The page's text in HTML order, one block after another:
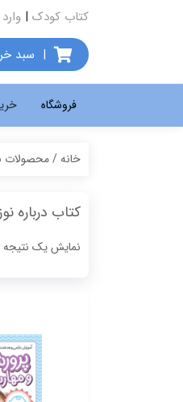
کتاب کودک |
| سبد
فروشگاه
خانه/ محصولات
کتاب درباره
نمایش یک نتیجه